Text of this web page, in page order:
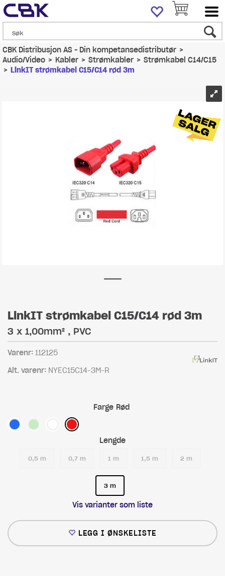
CBK Distribusjon AS - Din kompetansedistributør>
Audio/Video>Kabler>Strømkabler>Strømkabel C14/C15
>LinkIT strømkabel C15/C14 rød 3m
LinkIT strømkabel C15/C14 rød 3m
3 x 1,00mm² , PVC
Varenr: 112125
Alt. varenr: NYEC15C14-3M-R
Farge Rød
Lengde
0,5 m 0,7 m 1 m 1,5 m 2 m
3 m
Vis varianter som liste
LEGG I ØNSKELISTE